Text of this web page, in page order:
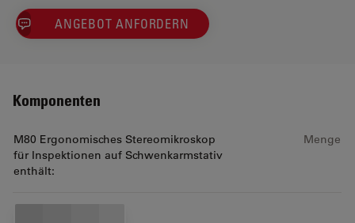
ANGEBOT ANFORDERN
Komponenten
M80 Ergonomisches Stereomikroskop
für Inspektionen auf Schwenkarmstativ
enthält:
Menge